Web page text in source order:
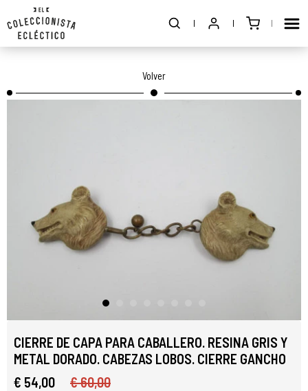
Volver
CIERRE DE CAPA PARA CABALLERO. RESINA GRIS Y
METAL DORADO. CABEZAS LOBOS. CIERRE GANCHO
€ 54,00
€ 60,00